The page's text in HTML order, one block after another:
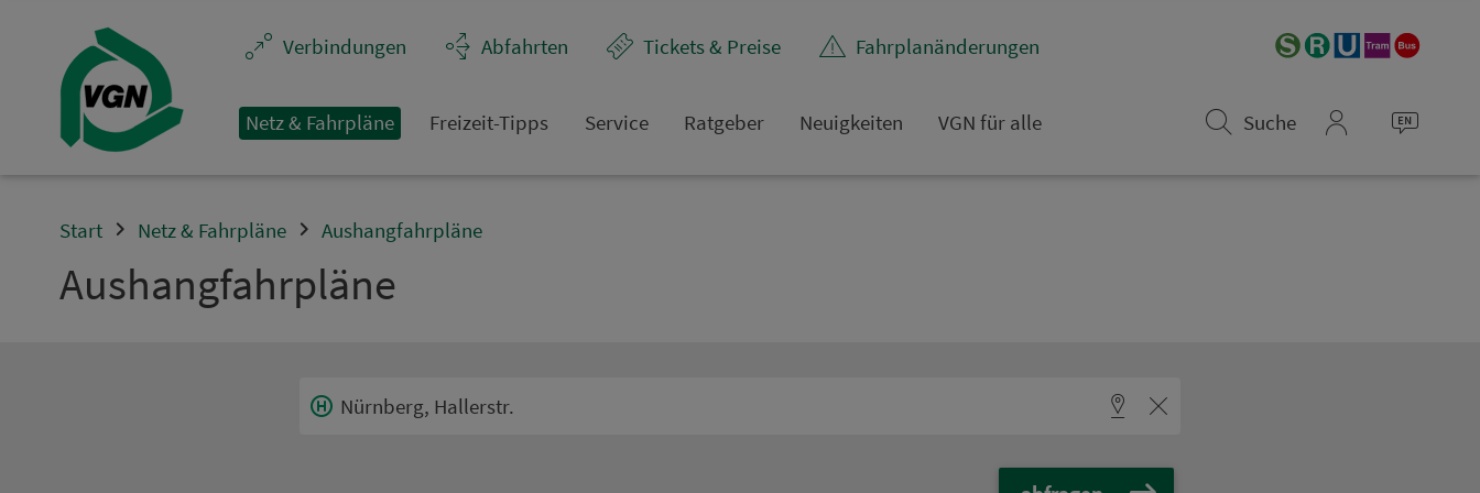
Ver­bin­dungen
Abfahrten Tickets & Preise Fahr­plan­ände­rungen
Netz & Fahrpläne Frei­zeit-Tipps Service Rat­ge­ber Neuigkeiten VGN für alle
Suche
Start Netz & Fahrpläne Aushangfahrpläne
Aus­hang­fahr­plä­ne